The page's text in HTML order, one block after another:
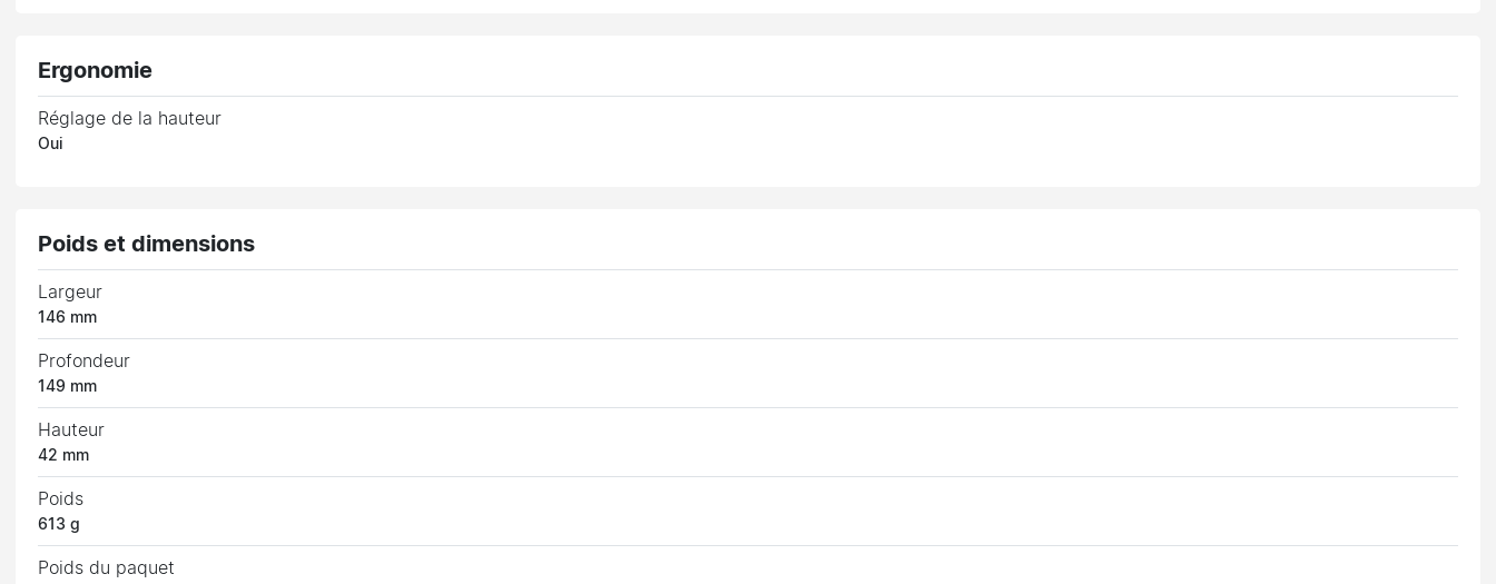
Ergonomie
Réglage de la hauteur
Oui
Poids et dimensions
Largeur
146 mm
Profondeur
149 mm
Hauteur
42 mm
Poids
613 g
Poids du paquet